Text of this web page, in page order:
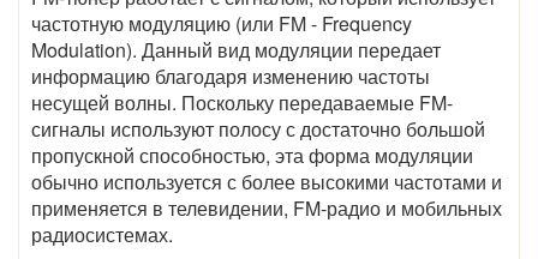
частотную модуляцию (или FM - Frequency
Modulation). Данный вид модуляции передает
информацию благодаря изменению частоты
несущей волны. Поскольку передаваемые FM-
сигналы используют полосу с достаточно большой
пропускной способностью, эта форма модуляции
обычно используется с более высокими частотами и
применяется в телевидении, FM-радио и мобильных
радиосистемах.